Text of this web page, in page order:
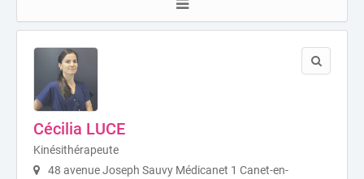
Cécilia LUCE
Kinésithérapeute
48 avenue Joseph Sauvy Médicanet 1 Canet-en-